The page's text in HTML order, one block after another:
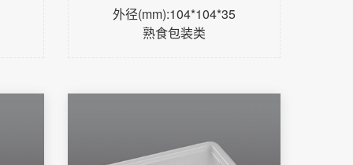
外径(mm):104*104*35
熟食包装类